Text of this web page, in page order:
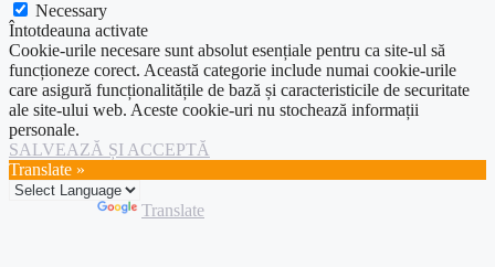
Necessary
Întotdeauna activate
Cookie-urile necesare sunt absolut esențiale pentru ca site-ul să
funcționeze corect. Această categorie include numai cookie-urile
care asigură funcționalitățile de bază și caracteristicile de securitate
ale site-ului web. Aceste cookie-uri nu stochează informații
personale.
SALVEAZĂ ȘI ACCEPTĂ
Translate »
Translate